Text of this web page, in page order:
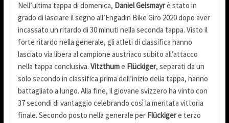
Nell’ultima tappa di domenica, Daniel Geismayrè stato in
grado di lasciare il segno all’Engadin Bike Giro 2020 dopo aver
incassato un ritardo di 30 minuti nella seconda tappa. Visto il
forte ritardo nella generale, gli atleti di classifica hanno
lasciato via libera al campione austriaco subito all’attacco
nella tappa conclusiva. Vitzthume Flückiger, separati da un
solo secondo in classifica prima dell’inizio della tappa, hanno
battagliato a lungo. Alla fine, il giovane svizzero ha vinto con
37 secondi di vantaggio celebrando così la meritata vittoria
finale. Secondo posto nella generale per Flückigere terzo